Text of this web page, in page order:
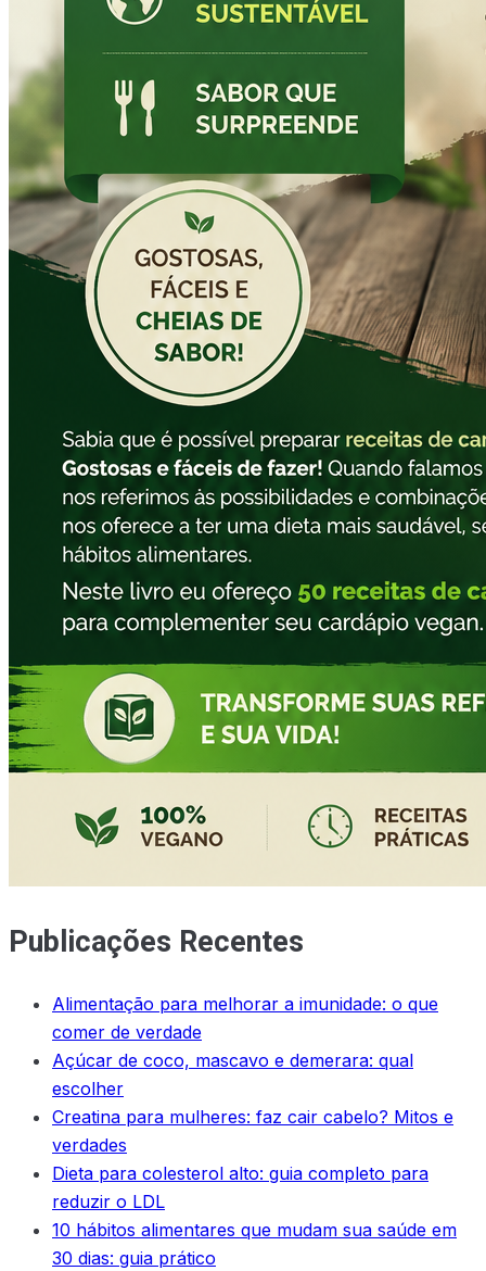
Publicações Recentes
Alimentação para melhorar a imunidade: o que
comer de verdade
Açúcar de coco, mascavo e demerara: qual
escolher
Creatina para mulheres: faz cair cabelo? Mitos e
verdades
Dieta para colesterol alto: guia completo para
reduzir o LDL
10 hábitos alimentares que mudam sua saúde em
30 dias: guia prático